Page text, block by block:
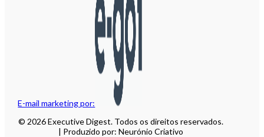
E-mail marketing por:
© 2026 Executive Digest. Todos os direitos reservados.
| Produzido por: Neurónio Criativo